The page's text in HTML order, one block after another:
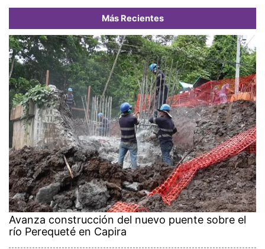
Más Recientes
Avanza construcción del nuevo puente sobre el
río Perequeté en Capira